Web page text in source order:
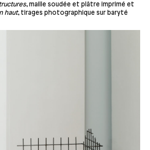
, maille soudée et plâtre imprimé et
haut, tirages photographique sur baryté